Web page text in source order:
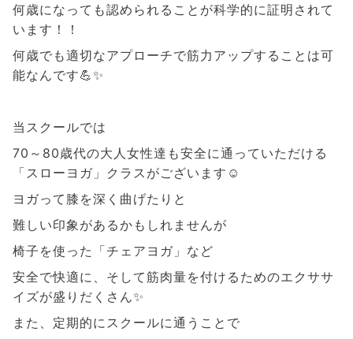
何歳になっても認められることが科学的に証明されて
います！！
何歳でも適切なアプローチで筋力アップすることは可
能なんです💪✨
当スクールでは
70～80歳代の大人女性達も安全に通っていただける
「スローヨガ」クラスがございます☺
ヨガって膝を深く曲げたりと
難しい印象があるかもしれませんが
椅子を使った「チェアヨガ」など
安全で快適に、そして筋肉量を付けるためのエクササ
イズが盛りだくさん✨
また、定期的にスクールに通うことで